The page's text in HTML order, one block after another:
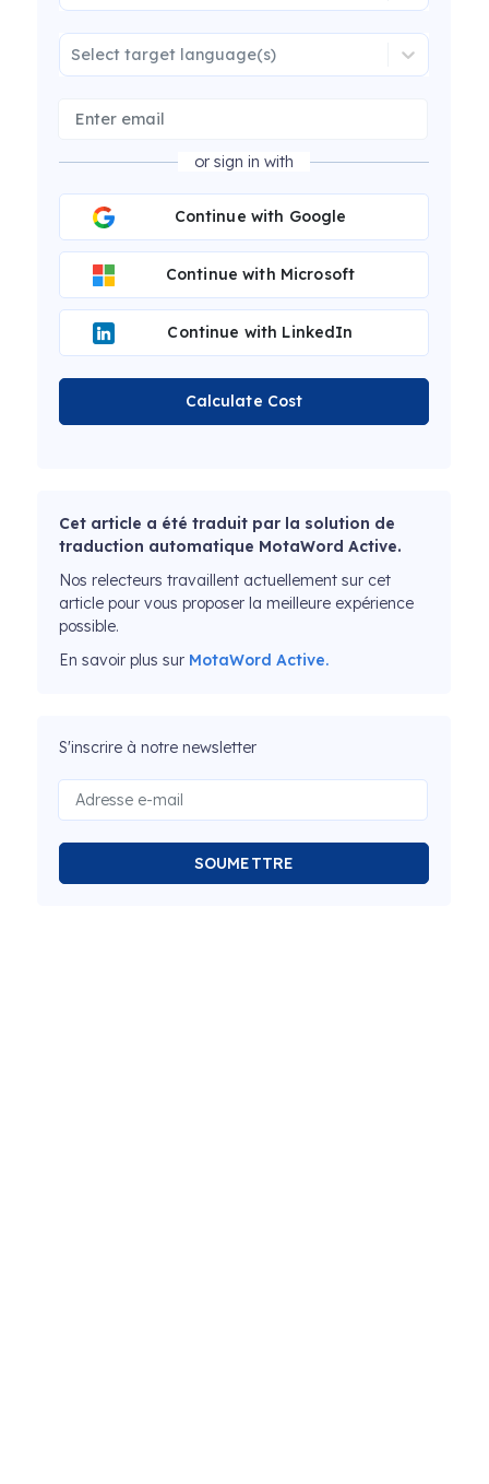
Select target language(s)
or sign in with
Continue with Google
Continue with Microsoft
Continue with LinkedIn
Calculate Cost
Cet article a été traduit par la solution de
traduction automatique MotaWord Active.
Nos relecteurs travaillent actuellement sur cet
article pour vous proposer la meilleure expérience
possible.
En savoir plus sur MotaWord Active.
S'inscrire à notre newsletter
SOUMETTRE